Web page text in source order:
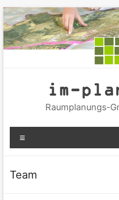
Zum
Inhalt
springen
im-
Raumplanungs-
Team